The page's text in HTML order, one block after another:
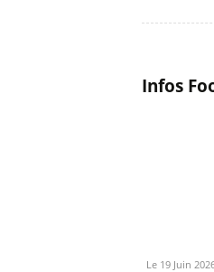
Infos
Le 19 Juin